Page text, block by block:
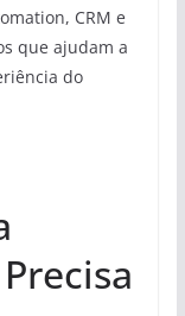
CRM e
que ajudam a
do